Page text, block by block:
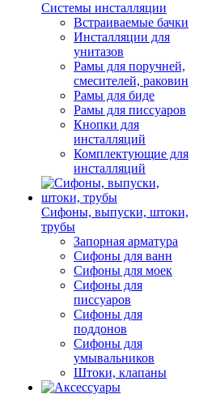
Системы инсталляции
Встраиваемые бачки
Инсталляции для
унитазов
Рамы для поручней,
смесителей, раковин
Рамы для биде
Рамы для писсуаров
Кнопки для
инсталляций
Комплектующие для
инсталляций
Сифоны, выпуски, штоки,
трубы
Запорная арматура
Сифоны для ванн
Сифоны для моек
Сифоны для
писсуаров
Сифоны для
поддонов
Сифоны для
умывальников
Штоки, клапаны